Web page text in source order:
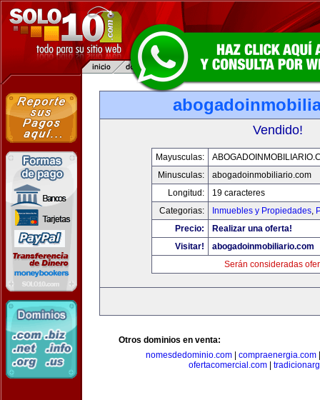
Vendido!
Mayusculas:
Minusculas:
abogadoinmobiliario.com
Longitud:
19 caracteres
Categorias:
Inmuebles y Propiedades,
Precio:
Realizar una oferta!
Visitar!
abogadoinmobiliario.com
Serán consideradas
Otros dominios en venta:
nomesdedominio.com| compraenergia.com
ofertacomercial.com